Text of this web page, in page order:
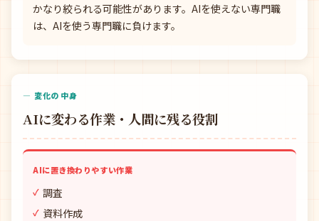
かなり絞られる可能性があります。AIを使えない専門職
は、AIを使う専門職に負けます。
— 変化の中身
AIに変わる作業・人間に残る役割
AIに置き換わりやすい作業
調査
資料作成